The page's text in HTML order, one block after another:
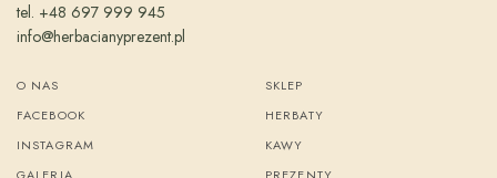
tel. +48 697 999 945
info@herbacianyprezent.pl
O NAS
FACEBOOK
INSTAGRAM
SKLEP
HERBATY
KAWY